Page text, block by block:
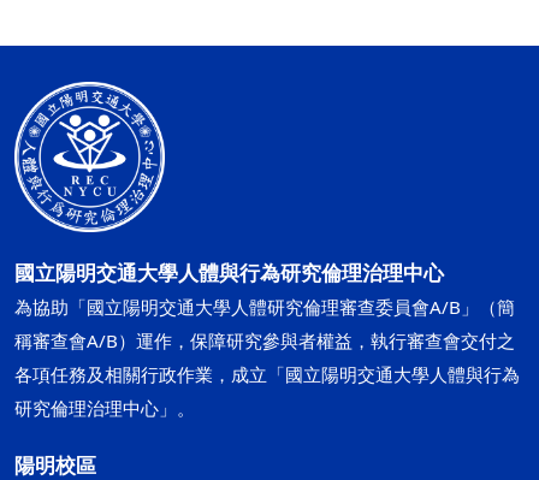
國立陽明交通大學人體與行為研究倫理治理中心
為協助「國立陽明交通大學人體研究倫理審查委員會A/B」（簡
稱審查會A/B）運作，保障研究參與者權益，執行審查會交付之
各項任務及相關行政作業，成立「國立陽明交通大學人體與行為
研究倫理治理中心」。
陽明校區